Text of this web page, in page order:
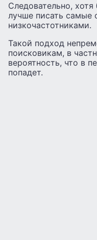
Следовательно,
лучше писать самые
низкочастотниками.
Такой подход
поисковикам, в
вероятность, что в
попадет.